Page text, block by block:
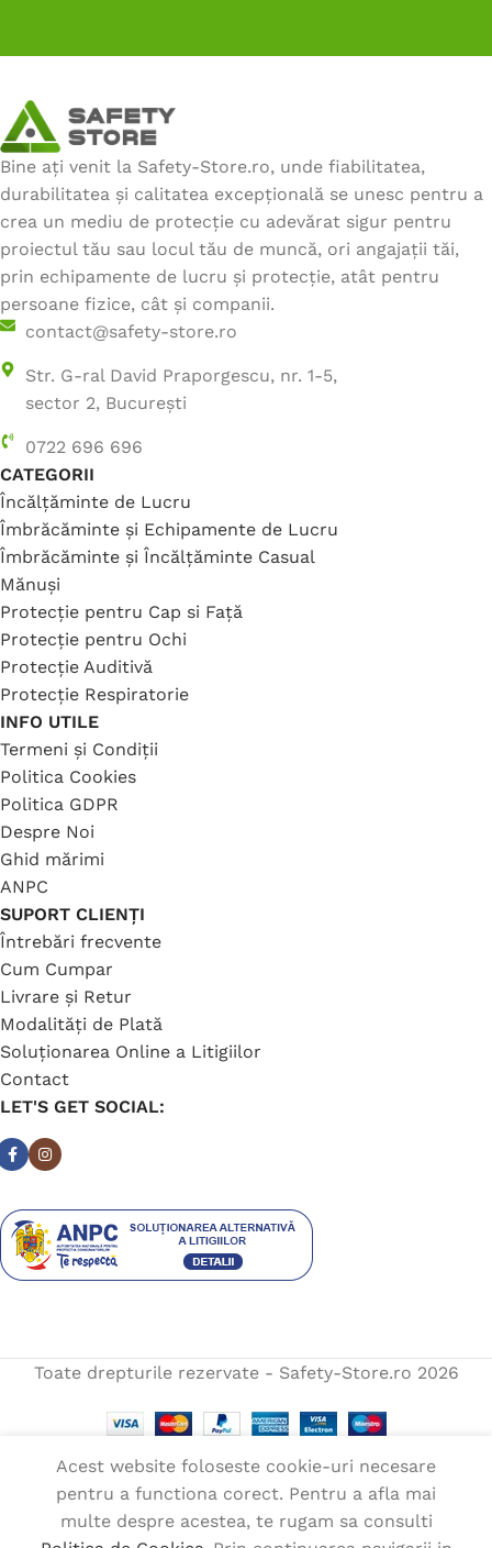
Bine ați venit la Safety-Store.ro, unde fiabilitatea,
durabilitatea și calitatea excepțională se unesc pentru a
crea un mediu de protecție cu adevărat sigur pentru
proiectul tău sau locul tău de muncă, ori angajații tăi,
prin echipamente de lucru și protecție, atât pentru
persoane fizice, cât și companii.
contact@safety-store.ro
Str. G-ral David Praporgescu, nr. 1-5,
sector 2, București
0722 696 696
CATEGORII
Încălțăminte de Lucru
Îmbrăcăminte și Echipamente de Lucru
Îmbrăcăminte și Încălțăminte Casual
Mănuși
Protecție pentru Cap si Față
Protecție pentru Ochi
Protecție Auditivă
Protecție Respiratorie
INFO UTILE
Termeni și Condiții
Politica Cookies
Politica GDPR
Despre Noi
Ghid mărimi
ANPC
SUPORT CLIENȚI
Întrebări frecvente
Cum Cumpar
Livrare și Retur
Modalități de Plată
Soluționarea Online a Litigiilor
Contact
LET'S GET SOCIAL:
Toate drepturile rezervate - Safety-Store.ro 2026
Acest website foloseste cookie-uri necesare
pentru a functiona corect. Pentru a afla mai
multe despre acestea, te rugam sa consulti
Ochelari V12
transparenti,
dublu
28,00lei
În
stoc
Estimare livrare: